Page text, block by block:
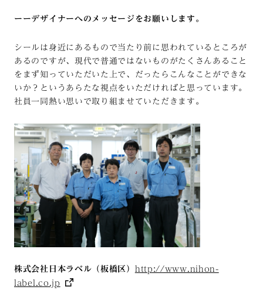
ーーデザイナーへのメッセージをお願いします。
シールは身近にあるもので当たり前に思われているところが
あるのですが、現代で普通ではないものがたくさんあること
をまず知っていただいた上で、だったらこんなことができな
いか？というあらたな視点をいただければと思っています。
社員一同熱い思いで取り組ませていただきます。
株式会社日本ラベル（板橋区）
http://www.nihon-
label.co.jp